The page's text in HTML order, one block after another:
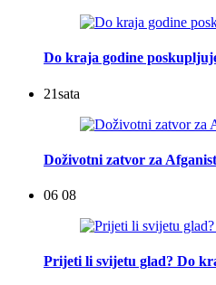
Do kraja godine
21sata
Doživotni zatvor za
06 08
Prijeti li svijetu glad? Do